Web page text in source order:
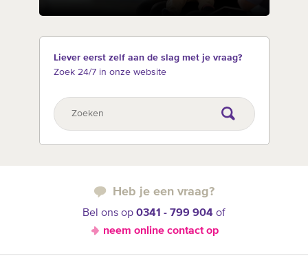
Liever eerst zelf aan de slag met je vraag?
Zoek 24/7 in onze website
Heb je een vraag?
Bel ons op 0341 - 799 904 of
neem online contact op